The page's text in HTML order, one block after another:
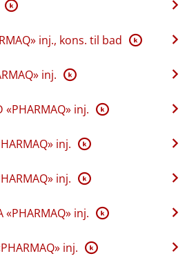
K
inj., kons. til bad K
inj. K
«PHARMAQ» inj. K
inj. K
inj. K
«PHARMAQ» inj. K
inj. K